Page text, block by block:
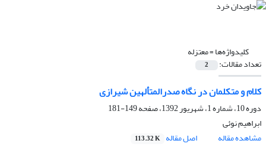
کلیدواژه‌ها =معتزله
تعداد مقالات: 2
کلام و متکلمان در نگاه صدرالمتألهین شیرازی
دوره 10، شماره 1، شهریور 1392، صفحه
149-181
ابراهیم نوئی
مشاهده مقاله
اصل مقاله 113.32 K